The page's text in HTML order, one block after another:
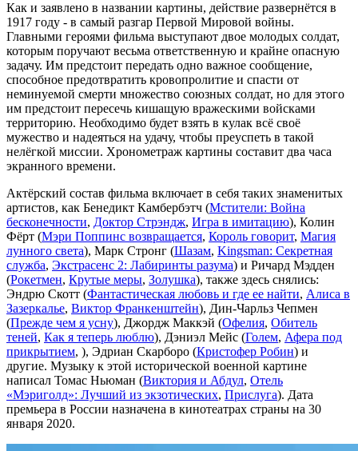
Как и заявлено в названии картины, действие развернётся в
1917 году - в самый разгар Первой Мировой войны.
Главными героями фильма выступают двое молодых солдат,
которым поручают весьма ответственную и крайне опасную
задачу. Им предстоит передать одно важное сообщение,
способное предотвратить кровопролитие и спасти от
неминуемой смерти множество союзных солдат, но для этого
им предстоит пересечь кишащую вражескими войсками
территорию. Необходимо будет взять в кулак всё своё
мужество и надеяться на удачу, чтобы преуспеть в такой
нелёгкой миссии. Хронометраж картины составит два часа
экранного времени.
Актёрский состав фильма включает в себя таких знаменитых
артистов, как Бенедикт Камбербэтч (Мстители: Война
бесконечности, Доктор Стрэндж, Игра в имитацию), Колин
Фёрт (Мэри Поппинс возвращается, Король говорит, Магия
лунного света), Марк Стронг (Шазам, Kingsman: Секретная
служба, Экстрасенс 2: Лабиринты разума) и Ричард Мэдден
(Рокетмен, Крутые меры, Золушка), также здесь снялись:
Эндрю Скотт (Фантастическая любовь и где ее найти, Алиса в
Зазеркалье, Виктор Франкенштейн), Дин-Чарльз Чепмен
(Прежде чем я усну), Джордж Маккэй (Офелия, Обитель
теней, Как я теперь люблю), Дэниэл Мейс (Голем, Афера под
прикрытием, ), Эдриан Скарборо (Кристофер Робин) и
другие. Музыку к этой исторической военной картине
написал Томас Ньюман (Виктория и Абдул, Отель
«Мэриголд»: Лучший из экзотических, Прислуга). Дата
премьера в России назначена в кинотеатрах страны на 30
января 2020.